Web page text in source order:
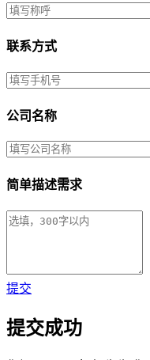
联系方式
公司名称
简单描述需求
提交
提交成功